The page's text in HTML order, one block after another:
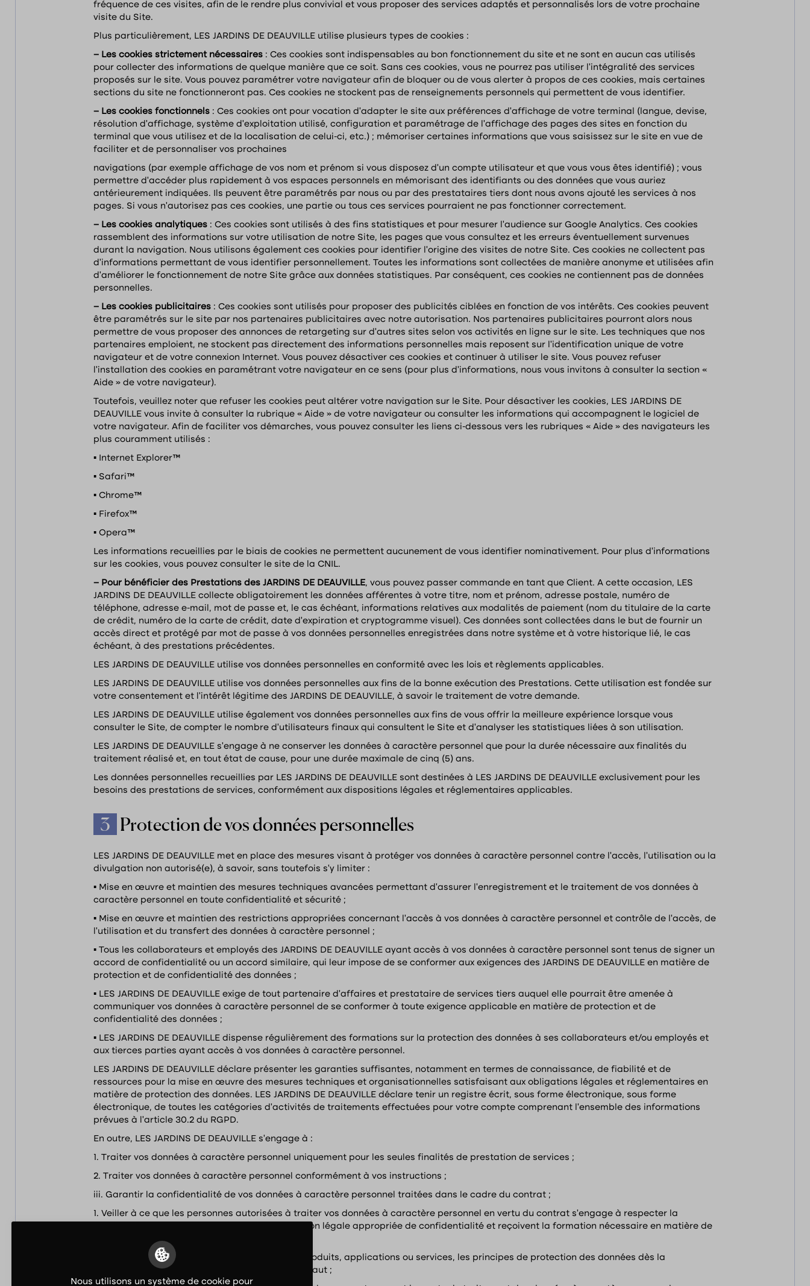
fréquence de ces visites, afin de le rendre plus convivial et vous proposer des services adaptés et personnalisés lors de votre prochaine
visite du Site.
Plus particulièrement, LES JARDINS DE DEAUVILLE utilise plusieurs types de cookies :
– Les cookies strictement nécessaires : Ces cookies sont indispensables au bon fonctionnement du site et ne sont en aucun cas utilisés
pour collecter des informations de quelque manière que ce soit. Sans ces cookies, vous ne pourrez pas utiliser l’intégralité des services
proposés sur le site. Vous pouvez paramétrer votre navigateur afin de bloquer ou de vous alerter à propos de ces cookies, mais certaines
sections du site ne fonctionneront pas. Ces cookies ne stockent pas de renseignements personnels qui permettent de vous identifier.
– Les cookies fonctionnels : Ces cookies ont pour vocation d’adapter le site aux préférences d’affichage de votre terminal (langue, devise,
résolution d’affichage, système d’exploitation utilisé, configuration et paramétrage de l’affichage des pages des sites en fonction du
terminal que vous utilisez et de la localisation de celui-ci, etc.) ; mémoriser certaines informations que vous saisissez sur le site en vue de
faciliter et de personnaliser vos prochaines
navigations (par exemple affichage de vos nom et prénom si vous disposez d’un compte utilisateur et que vous vous êtes identifié) ; vous
permettre d’accéder plus rapidement à vos espaces personnels en mémorisant des identifiants ou des données que vous auriez
antérieurement indiquées. Ils peuvent être paramétrés par nous ou par des prestataires tiers dont nous avons ajouté les services à nos
pages. Si vous n’autorisez pas ces cookies, une partie ou tous ces services pourraient ne pas fonctionner correctement.
– Les cookies analytiques : Ces cookies sont utilisés à des fins statistiques et pour mesurer l’audience sur Google Analytics. Ces cookies
rassemblent des informations sur votre utilisation de notre Site, les pages que vous consultez et les erreurs éventuellement survenues
durant la navigation. Nous utilisons également ces cookies pour identifier l’origine des visites de notre Site. Ces cookies ne collectent pas
d’informations permettant de vous identifier personnellement. Toutes les informations sont collectées de manière anonyme et utilisées afin
d’améliorer le fonctionnement de notre Site grâce aux données statistiques. Par conséquent, ces cookies ne contiennent pas de données
personnelles.
– Les cookies publicitaires : Ces cookies sont utilisés pour proposer des publicités ciblées en fonction de vos intérêts. Ces cookies peuvent
être paramétrés sur le site par nos partenaires publicitaires avec notre autorisation. Nos partenaires publicitaires pourront alors nous
permettre de vous proposer des annonces de retargeting sur d’autres sites selon vos activités en ligne sur le site. Les techniques que nos
partenaires emploient, ne stockent pas directement des informations personnelles mais reposent sur l’identification unique de votre
navigateur et de votre connexion Internet. Vous pouvez désactiver ces cookies et continuer à utiliser le site. Vous pouvez refuser
l’installation des cookies en paramétrant votre navigateur en ce sens (pour plus d’informations, nous vous invitons à consulter la section «
Aide » de votre navigateur).
Toutefois, veuillez noter que refuser les cookies peut altérer votre navigation sur le Site. Pour désactiver les cookies, LES JARDINS DE
DEAUVILLE vous invite à consulter la rubrique « Aide » de votre navigateur ou consulter les informations qui accompagnent le logiciel de
votre navigateur. Afin de faciliter vos démarches, vous pouvez consulter les liens ci-dessous vers les rubriques « Aide » des navigateurs les
plus couramment utilisés :
▪ Internet Explorer™
▪ Safari™
▪ Chrome™
▪ Firefox™
▪ Opera™
Les informations recueillies par le biais de cookies ne permettent aucunement de vous identifier nominativement. Pour plus d’informations
sur les cookies, vous pouvez consulter le site de la CNIL.
– Pour bénéficier des Prestations des JARDINS DE DEAUVILLE, vous pouvez passer commande en tant que Client. A cette occasion, LES
JARDINS DE DEAUVILLE collecte obligatoirement les données afférentes à votre titre, nom et prénom, adresse postale, numéro de
téléphone, adresse e-mail, mot de passe et, le cas échéant, informations relatives aux modalités de paiement (nom du titulaire de la carte
de crédit, numéro de la carte de crédit, date d’expiration et cryptogramme visuel). Ces données sont collectées dans le but de fournir un
accès direct et protégé par mot de passe à vos données personnelles enregistrées dans notre système et à votre historique lié, le cas
échéant, à des prestations précédentes.
LES JARDINS DE DEAUVILLE utilise vos données personnelles en conformité avec les lois et règlements applicables.
LES JARDINS DE DEAUVILLE utilise vos données personnelles aux fins de la bonne exécution des Prestations. Cette utilisation est fondée sur
votre consentement et l’intérêt légitime des JARDINS DE DEAUVILLE, à savoir le traitement de votre demande.
LES JARDINS DE DEAUVILLE utilise également vos données personnelles aux fins de vous offrir la meilleure expérience lorsque vous
consulter le Site, de compter le nombre d’utilisateurs finaux qui consultent le Site et d’analyser les statistiques liées à son utilisation.
LES JARDINS DE DEAUVILLE s’engage à ne conserver les données à caractère personnel que pour la durée nécessaire aux finalités du
traitement réalisé et, en tout état de cause, pour une durée maximale de cinq (5) ans.
Les données personnelles recueillies par LES JARDINS DE DEAUVILLE sont destinées à LES JARDINS DE DEAUVILLE exclusivement pour les
besoins des prestations de services, conformément aux dispositions légales et réglementaires applicables.
3 Protection de vos données personnelles
LES JARDINS DE DEAUVILLE met en place des mesures visant à protéger vos données à caractère personnel contre l’accès, l’utilisation ou la
divulgation non autorisé(e), à savoir, sans toutefois s’y limiter :
▪ Mise en œuvre et maintien des mesures techniques avancées permettant d’assurer l’enregistrement et le traitement de vos données à
caractère personnel en toute confidentialité et sécurité ;
▪ Mise en œuvre et maintien des restrictions appropriées concernant l’accès à vos données à caractère personnel et contrôle de l’accès, de
l’utilisation et du transfert des données à caractère personnel ;
▪ Tous les collaborateurs et employés des JARDINS DE DEAUVILLE ayant accès à vos données à caractère personnel sont tenus de signer un
accord de confidentialité ou un accord similaire, qui leur impose de se conformer aux exigences des JARDINS DE DEAUVILLE en matière de
protection et de confidentialité des données ;
▪ LES JARDINS DE DEAUVILLE exige de tout partenaire d’affaires et prestataire de services tiers auquel elle pourrait être amenée à
communiquer vos données à caractère personnel de se conformer à toute exigence applicable en matière de protection et de
confidentialité des données ;
▪ LES JARDINS DE DEAUVILLE dispense régulièrement des formations sur la protection des données à ses collaborateurs et/ou employés et
aux tierces parties ayant accès à vos données à caractère personnel.
LES JARDINS DE DEAUVILLE déclare présenter les garanties suffisantes, notamment en termes de connaissance, de fiabilité et de
ressources pour la mise en œuvre des mesures techniques et organisationnelles satisfaisant aux obligations légales et réglementaires en
matière de protection des données. LES JARDINS DE DEAUVILLE déclare tenir un registre écrit, sous forme électronique, sous forme
électronique, de toutes les catégories d’activités de traitements effectuées pour votre compte comprenant l’ensemble des informations
prévues à l’article 30.2 du RGPD.
En outre, LES JARDINS DE DEAUVILLE s’engage à :
1. Traiter vos données à caractère personnel uniquement pour les seules finalités de prestation de services ;
2. Traiter vos données à caractère personnel conformément à vos instructions ;
iii. Garantir la confidentialité de vos données à caractère personnel traitées dans le cadre du contrat ;
1. Veiller à ce que les personnes autorisées à traiter vos données à caractère personnel en vertu du contrat s’engage à respecter la
confidentialité ou soient soumises à une obligation légale appropriée de confidentialité et reçoivent la formation nécessaire en matière de
protection des données à caractère personnel ;
2. Prendre en compte, s’agissant de ses outils, produits, applications ou services, les principes de protection des données dès la
conception et de protection des données par défaut ;
Nous utilisons un système de cookie pour